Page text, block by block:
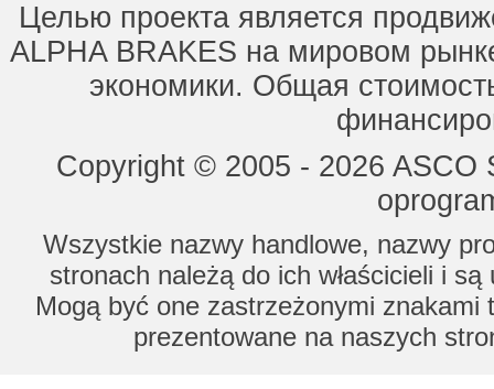
Целью проекта является
ALPHA BRAKES на мировом
экономики. Общая
Copyright © 2005 - 2026
Wszystkie nazwy handlowe, nazwy
stronach należą do ich właścicieli i
Mogą być one zastrzeżonymi znakami
prezentowane na naszych